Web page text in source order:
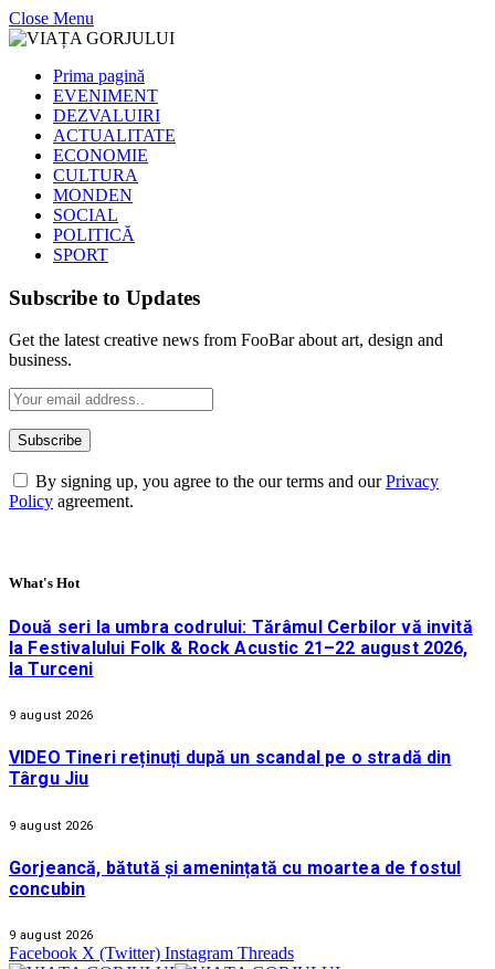
Close Menu
Prima pagină
EVENIMENT
DEZVALUIRI
ACTUALITATE
ECONOMIE
CULTURA
MONDEN
SOCIAL
POLITICĂ
SPORT
Subscribe to Updates
Get the latest creative news from FooBar about art, design and
business.
By signing up, you agree to the our terms and ourPrivacy
Policy agreement.
What's Hot
Două seri la umbra codrului: Tărâmul Cerbilor vă invită
la Festivalului Folk & Rock Acustic 21–22 august 2026,
la Turceni
9 august 2026
VIDEO Tineri reținuți după un scandal pe o stradă din
Târgu Jiu
9 august 2026
Gorjeancă, bătută și amenințată cu moartea de fostul
concubin
9 august 2026
Facebook X (Twitter) Instagram Threads